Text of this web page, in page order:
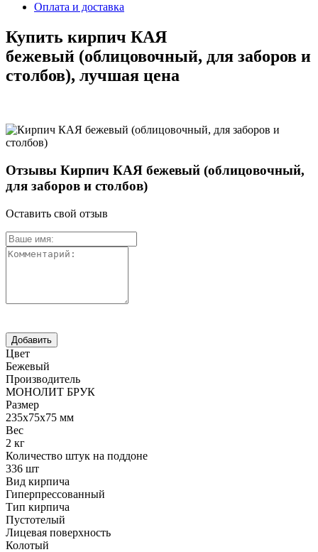
Оплата и доставка
Купить кирпич КАЯ
бежевый (облицовочный, для заборов и
столбов), лучшая цена
Отзывы Кирпич КАЯ бежевый (облицовочный,
для заборов и столбов)
Оставить свой отзыв
Цвет
Бежевый
Производитель
МОНОЛИТ БРУК
Размер
235х75х75 мм
Вес
2 кг
Количество штук на поддоне
336 шт
Вид кирпича
Гиперпрессованный
Тип кирпича
Пустотелый
Лицевая поверхность
Колотый